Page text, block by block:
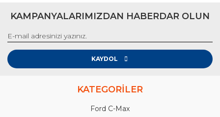
KAMPANYALARIMIZDAN HABERDAR OLUN
KAYDOL
KATEGORİLER
Ford C-Max